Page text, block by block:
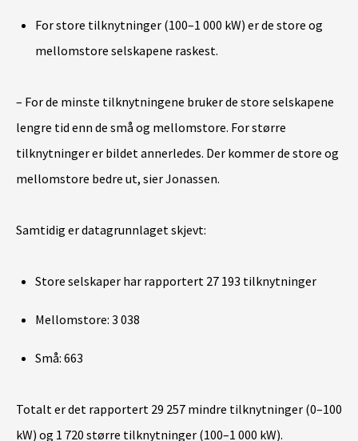
For store tilknytninger (100–1 000 kW) er de store og
mellomstore selskapene raskest.
– For de minste tilknytningene bruker de store selskapene
lengre tid enn de små og mellomstore. For større
tilknytninger er bildet annerledes. Der kommer de store og
mellomstore bedre ut, sier Jonassen.
Samtidig er datagrunnlaget skjevt:
Store selskaper har rapportert 27 193 tilknytninger
Mellomstore: 3 038
Små: 663
Totalt er det rapportert 29 257 mindre tilknytninger (0–100
kW) og 1 720 større tilknytninger (100–1 000 kW).